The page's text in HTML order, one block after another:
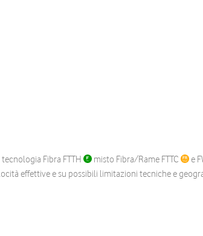
Fibra FTTH misto Fibra/Rame FTTC e
effettive e su possibili limitazioni tecniche e